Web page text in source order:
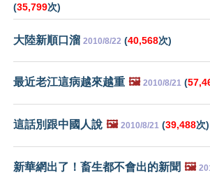
(35,799次)
大陸新順口溜 2010/8/22 (40,568次)
最近老江這病越來越重 🖼️ 2010/8/21 (
這話別跟中國人說 🖼️ 2010/8/21 (39,488次)
新華網出了！畜生都不會出的新聞 🖼️